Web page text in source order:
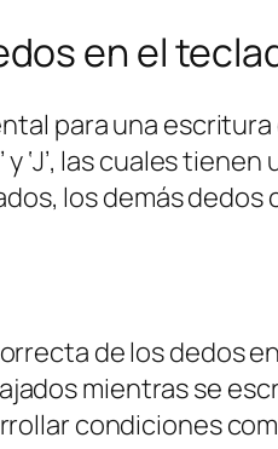
en el
para una
‘J’, las cuales
los demás
de los dedos
mientras se
condiciones